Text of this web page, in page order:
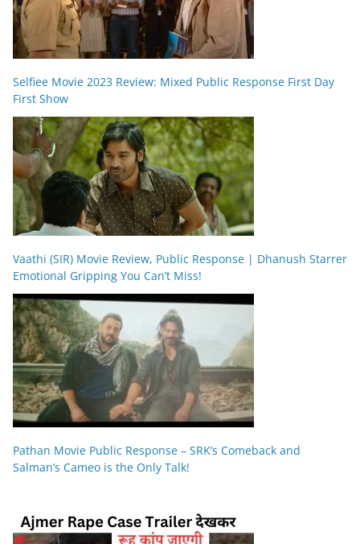
Selfiee Movie 2023 Review: Mixed Public Response First Day
First Show
Vaathi (SIR) Movie Review, Public Response | Dhanush Starrer
Emotional Gripping You Can’t Miss!
Pathan Movie Public Response – SRK’s Comeback and
Salman’s Cameo is the Only Talk!